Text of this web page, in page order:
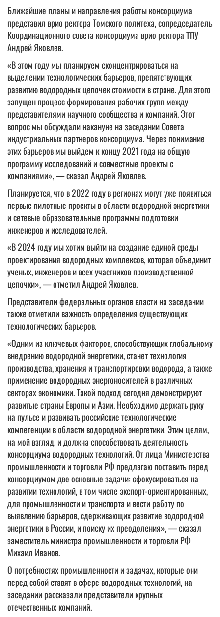
Ближайшие планы и направления работы консорциума
представил врио ректора Томского политеха, сопредседатель
Координационного совета консорциума врио ректора ТПУ
Андрей Яковлев.
«В этом году мы планируем сконцентрироваться на
выделении технологических барьеров, препятствующих
развитию водородных цепочек стоимости в стране. Для этого
запущен процесс формирования рабочих групп между
представителями научного сообщества и компаний. Этот
вопрос мы обсуждали накануне на заседании Совета
индустриальных партнеров консорциума. Через понимание
этих барьеров мы выйдем к концу 2021 года на общую
программу исследований и совместные проекты с
компаниями», — сказал Андрей Яковлев.
Планируется, что в 2022 году в регионах могут уже появиться
первые пилотные проекты в области водородной энергетики
и сетевые образовательные программы подготовки
инженеров и исследователей.
«В 2024 году мы хотим выйти на создание единой среды
проектирования водородных комплексов, которая объединит
ученых, инженеров и всех участников производственной
цепочки», — отметил Андрей Яковлев.
Представители федеральных органов власти на заседании
также отметили важность определения существующих
технологических барьеров.
«Одним из ключевых факторов, способствующих глобальному
внедрению водородной энергетики, станет технология
производства, хранения и транспортировки водорода, а также
применение водородных энергоносителей в различных
секторах экономики. Такой подход сегодня демонстрируют
развитые страны Европы и Азии. Необходимо держать руку
на пульсе и развивать российские технологические
компетенции в области водородной энергетики. Этим целям,
на мой взгляд, и должна способствовать деятельность
консорциума водородных технологий. От лица Министерства
промышленности и торговли РФ предлагаю поставить перед
консорциумом две основные задачи: сфокусироваться на
развитии технологий, в том числе экспорт-ориентированных,
для промышленности и транспорта и вести работу по
выявлению барьеров, сдерживающих развитие водородной
энергетики в России, и поиску их преодоления», — сказал
заместитель министра промышленности и торговли РФ
Михаил Иванов.
О потребностях промышленности и задачах, которые они
перед собой ставят в сфере водородных технологий, на
заседании рассказали представители крупных
отечественных компаний.